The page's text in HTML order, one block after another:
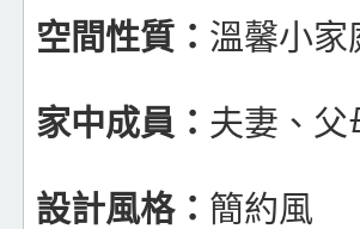
空間性質： 溫馨小家
家中成員： 夫妻、父
設計風格： 簡約風